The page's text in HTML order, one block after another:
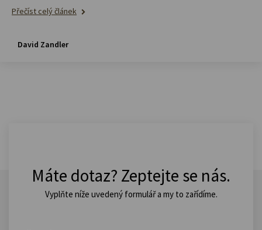
Přečíst celý článek
David Zandler
Máte dotaz? Zeptejte se nás.
Vyplňte níže uvedený formulář a my to zařídíme.